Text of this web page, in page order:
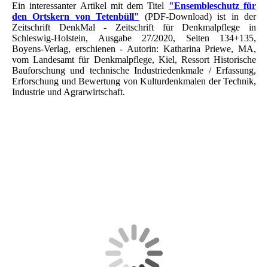
Ein interessanter Artikel mit dem Titel "Ensembleschutz für
den Ortskern von Tetenbüll"
(PDF-Download) ist in der
Zeitschrift DenkMal - Zeitschrift für Denkmalpflege in
Schleswig-Holstein, Ausgabe 27/2020, Seiten 134+135,
Boyens-Verlag, erschienen - Autorin: Katharina Priewe, MA,
vom Landesamt für Denkmalpflege, Kiel, Ressort Historische
Bauforschung und technische Industriedenkmale / Erfassung,
Erforschung und Bewertung von Kulturdenkmalen der Technik,
Industrie und Agrarwirtschaft.